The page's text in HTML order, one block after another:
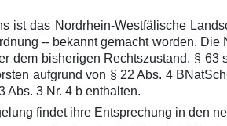
ist das Nordrhein-Westfälische
-- bekannt gemacht worden.
dem bisherigen Rechtszustand. §
aufgrund von § 22 Abs. 4
Abs. 3 Nr. 4 b enthalten.
findet ihre Entsprechung in den